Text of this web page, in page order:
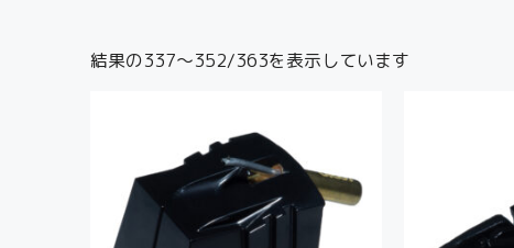
結果の337～352/363を表示しています